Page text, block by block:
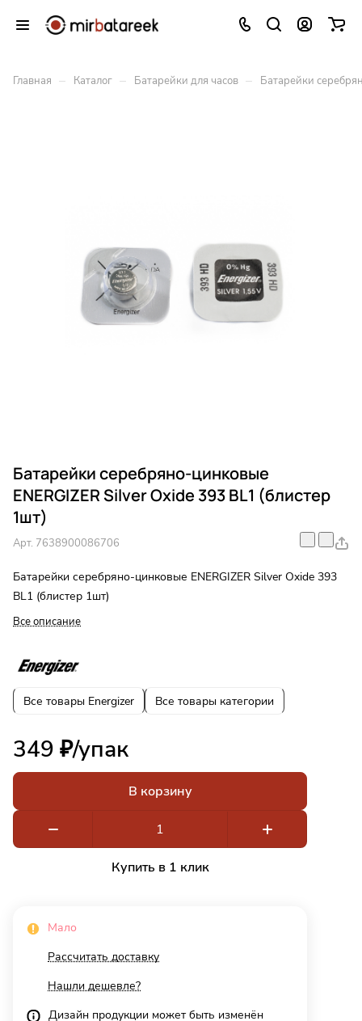
Главная – Каталог – Батарейки для часов – Батарейки
Батарейки серебряно-цинковые
ENERGIZER Silver Oxide 393 BL1 (блистер
1шт)
Арт. 7638900086706
Батарейки серебряно-цинковые ENERGIZER Silver Oxide 393
BL1 (блистер 1шт)
Все описание
Все товары Energizer Все товары категории
349 ₽/упак
В корзину
Купить в 1 клик
Мало
Рассчитать доставку
Нашли дешевле?
Дизайн продукции может быть изменён